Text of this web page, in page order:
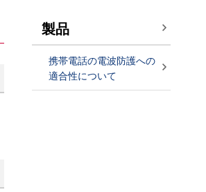
製品
携帯電話の電波防護への
適合性について